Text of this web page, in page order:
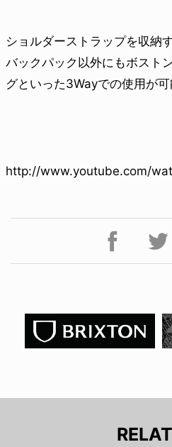
ショルダーストラップを収納
バックパック以外にもボスト
グといった3Wayでの使用が可
http://www.youtube.com/